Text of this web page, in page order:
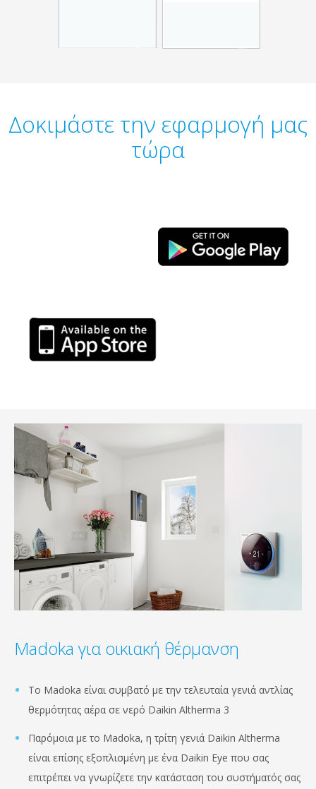
Δοκιμάστε την εφαρμογή μας
τώρα
Madoka για οικιακή θέρμανση
Το Madoka είναι συμβατό με την τελευταία γενιά αντλίας
θερμότητας αέρα σε νερό Daikin Altherma 3
Παρόμοια με το Madoka, η τρίτη γενιά Daikin Altherma
είναι επίσης εξοπλισμένη με ένα Daikin Eye που σας
επιτρέπει να γνωρίζετε την κατάσταση του συστήματός σας